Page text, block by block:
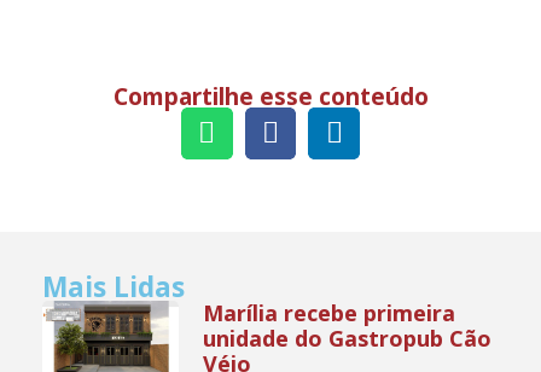
Compartilhe esse conteúdo
Mais Lidas
Marília recebe primeira
unidade do Gastropub Cão
Véio